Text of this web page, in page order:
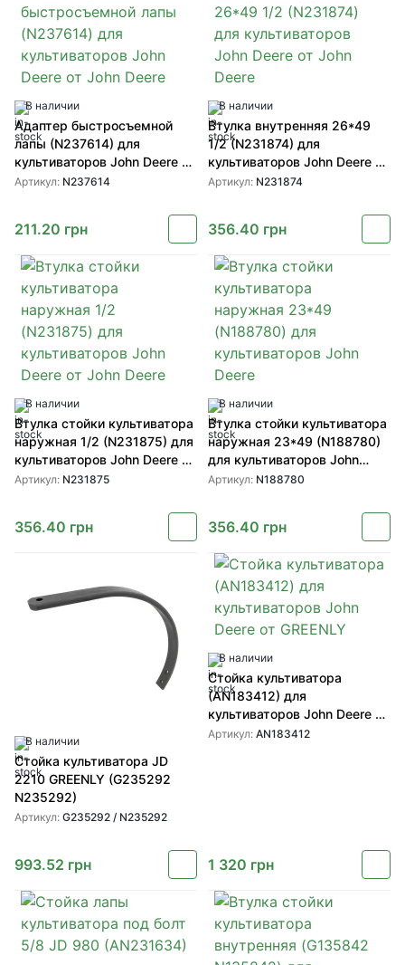
В наличии
Адаптер быстросъемной
лапы (N237614) для
культиваторов John Deere от
John Deere
Артикул: N237614
211.20 грн
В наличии
Втулка внутренняя 26*49
1/2 (N231874) для
культиваторов John Deere от
John Deere
Артикул: N231874
356.40 грн
В наличии
Втулка стойки культиватора
наружная 1/2 (N231875) для
культиваторов John Deere от
John Deere
Артикул: N231875
356.40 грн
В наличии
Втулка стойки культиватора
наружная 23*49 (N188780)
для культиваторов John
Deere
Артикул: N188780
356.40 грн
В наличии
Стойка культиватора JD
2210 GREENLY (G235292
N235292)
Артикул: G235292 / N235292
993.52 грн
В наличии
Стойка культиватора
(AN183412) для
культиваторов John Deere от
GREENLY
Артикул: AN183412
1 320 грн